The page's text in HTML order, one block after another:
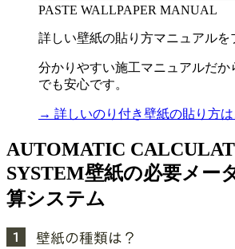
PASTE WALLPAPER MANUAL
詳しい壁紙の貼り方マニュアルを
分かりやすい施工マニュアルだか
でも安心です。
→ 詳しいのり付き壁紙の貼り方は
AUTOMATIC
SYSTEM壁紙の必要メー
算システム